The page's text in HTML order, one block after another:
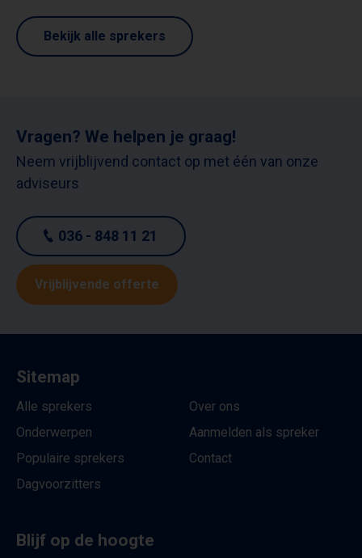
Bekijk alle sprekers
Vragen? We helpen je graag!
Neem vrijblijvend contact op met één van onze
adviseurs
036 - 848 11 21
Vrijblijvende offerte
Sitemap
Alle sprekers
Onderwerpen
Populaire sprekers
Dagvoorzitters
Over ons
Aanmelden als spreker
Contact
Blijf op de hoogte